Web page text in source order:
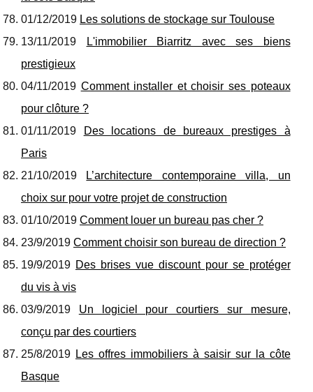
01/12/2019 Les solutions de stockage sur Toulouse
13/11/2019
L'immobilier Biarritz avec ses biens
prestigieux
04/11/2019 Comment installer et choisir ses poteaux
pour clôture ?
01/11/2019
Des locations de bureaux prestiges à
Paris
21/10/2019
L’architecture contemporaine villa, un
choix sur pour votre projet de construction
01/10/2019 Comment louer un bureau pas cher ?
23/9/2019 Comment choisir son bureau de direction ?
19/9/2019 Des brises vue discount pour se protéger
du vis à vis
03/9/2019 Un logiciel pour courtiers sur mesure,
conçu par des courtiers
25/8/2019 Les offres immobiliers à saisir sur la côte
Basque